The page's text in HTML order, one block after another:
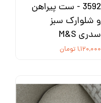
3592 - ست پیراهن
و شلوارک سبز
سدری M&S
۱,۱۲۰,۰۰۰ تومان